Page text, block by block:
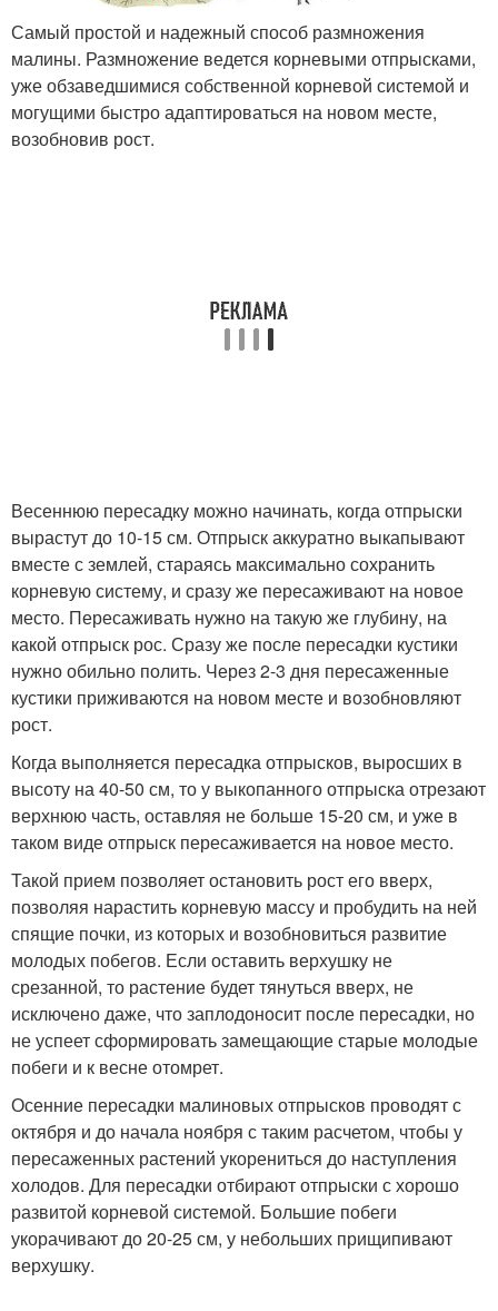
Самый простой и надежный способ размножения
малины. Размножение ведется корневыми отпрысками,
уже обзаведшимися собственной корневой системой и
могущими быстро адаптироваться на новом месте,
возобновив рост.
Весеннюю пересадку можно начинать, когда отпрыски
вырастут до 10-15 см. Отпрыск аккуратно выкапывают
вместе с землей, стараясь максимально сохранить
корневую систему, и сразу же пересаживают на новое
место. Пересаживать нужно на такую же глубину, на
какой отпрыск рос. Сразу же после пересадки кустики
нужно обильно полить. Через 2-3 дня пересаженные
кустики приживаются на новом месте и возобновляют
рост.
Когда выполняется пересадка отпрысков, выросших в
высоту на 40-50 см, то у выкопанного отпрыска отрезают
верхнюю часть, оставляя не больше 15-20 см, и уже в
таком виде отпрыск пересаживается на новое место.
Такой прием позволяет остановить рост его вверх,
позволяя нарастить корневую массу и пробудить на ней
спящие почки, из которых и возобновиться развитие
молодых побегов. Если оставить верхушку не
срезанной, то растение будет тянуться вверх, не
исключено даже, что заплодоносит после пересадки, но
не успеет сформировать замещающие старые молодые
побеги и к весне отомрет.
Осенние пересадки малиновых отпрысков проводят с
октября и до начала ноября с таким расчетом, чтобы у
пересаженных растений укорениться до наступления
холодов. Для пересадки отбирают отпрыски с хорошо
развитой корневой системой. Большие побеги
укорачивают до 20-25 см, у небольших прищипивают
верхушку.